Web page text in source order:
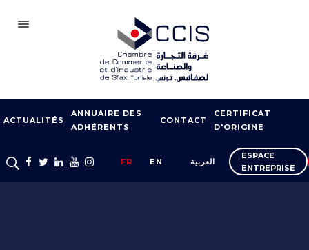
CCIS
ACTUALITÉS
ANNUAIRE DES
ADHÉRENTS
CONTACT
CERTIFICAT
D'ORIGINE
FR EN العربية
ESPACE
ENTREPRISE